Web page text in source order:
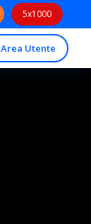
5x1000
Area Utente